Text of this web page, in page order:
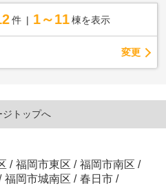
件 1～11 棟を表示
変更
ジトップへ
/ 福岡市東区 / 福岡市南区 /
福岡市城南区 / 春日市 /